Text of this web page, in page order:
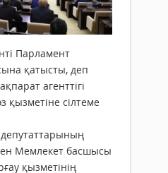
Парламент
қатысты, деп
агенттігі
қызметіне сілтеме
Мемлекет басшысы
қызметінің